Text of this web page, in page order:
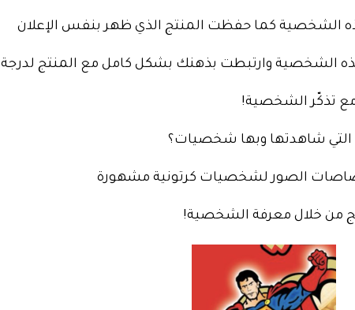
الشخصية كما حفظت المنتج الذي ظهر بنفس الإعلان
الشخصية وارتبطت بذهنك بشكل كامل مع المنتج لدرجة
مع تذكّر الشخصية!
التي شاهدتها وبها شخصيات؟
الصور لشخصيات كرتونية مشهورة
من خلال معرفة الشخصية!